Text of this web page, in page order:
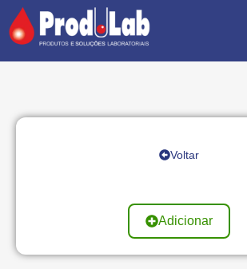
Voltar
Adicionar